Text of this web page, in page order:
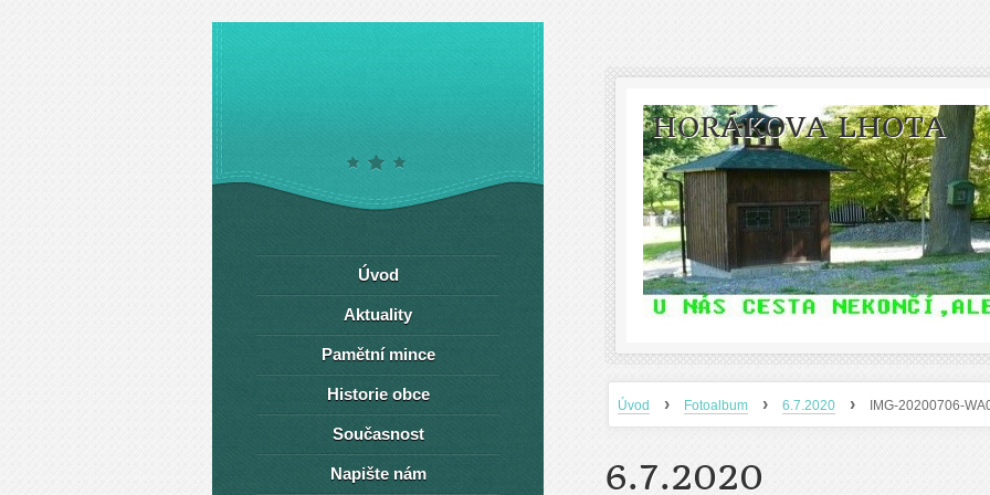
HORÁKOVA LHOTA
Úvod › Fotoalbum › 6.7.2020 › IMG-20200706-
6.7.2020
Úvod
Aktuality
Pamětní mince
Historie obce
Současnost
Napište nám